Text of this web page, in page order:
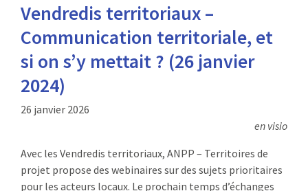
Vendredis territoriaux –
Communication territoriale, et
si on s’y mettait ? (26 janvier
2024)
26 janvier 2026
en visio
Avec les Vendredis territoriaux, ANPP – Territoires de
projet propose des webinaires sur des sujets prioritaires
pour les acteurs locaux. Le prochain temps d’échanges